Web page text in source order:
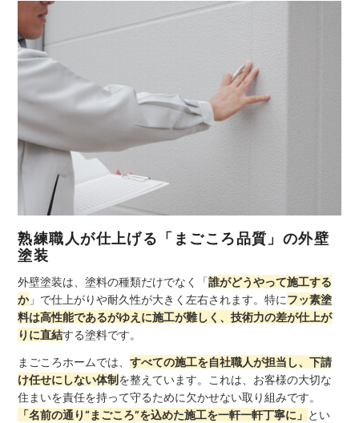
熟練職人が仕上げる「まごころ品質」の外壁
塗装
外壁塗装は、塗料の種類だけでなく「誰がどうやって施工する
か」で仕上がりや耐久性が大きく左右されます。特にフッ素塗
料は高性能であるがゆえに施工が難しく、技術力の差が仕上が
りに直結する塗料です。
まごころホームでは、すべての施工を自社職人が担当し、下請
け任せにしない体制を整えています。これは、お客様の大切な
住まいを責任を持って守るために欠かせない取り組みです。
「名前の通り“まごころ”を込めた施工を一軒一軒丁寧に」 とい